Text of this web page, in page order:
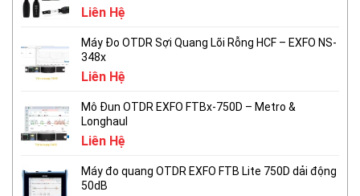
Liên Hệ
Máy Đo OTDR Sợi Quang Lõi Rỗng HCF – EXFO NS-
348x
Liên Hệ
Mô Đun OTDR EXFO FTBx-750D – Metro &
Longhaul
Liên Hệ
Máy đo quang OTDR EXFO FTB Lite 750D dải động
50dB